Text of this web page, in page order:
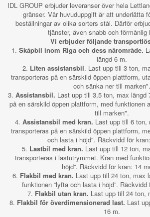
IDL GROUP erbjuder leveranser över hela
gränser. Vår huvuduppgift är att underlätta
beställningar av olika sorters stål. Därför
tjänster, även snabb och förmånlig
Vi erbjuder följande
1. Skåpbil inom Riga och dess närområde.
längd 6 m.
2. Liten assistansbil. Last upp till 3 ton,
transporteras på en särskild öppen plattform,
och sänka ner till marken".
3. Assistansbil. Last upp till 3,5 ton, max längd
på en särskild öppen plattform, med funktionen
till marken".
4. Assistansbil med kran. Last upp till 6 ton,
transporteras på en särskild öppen plattform,
och lasta i höjd". Räckvidd för
5. Lastbil med kran. Last upp till 12 ton,
transporteras i lastutrymmet. Kran med
höjd”. Räckvidd för kran: 14
6. Flakbil med kran. Last upp till 24 ton, max
funktionen “lyfta och lasta i höjd”. Räckvidd
7. Flakbil utan kran. Last upp till 24 ton,
8. Flakbil för överdimensionerad last. Last
16 m.